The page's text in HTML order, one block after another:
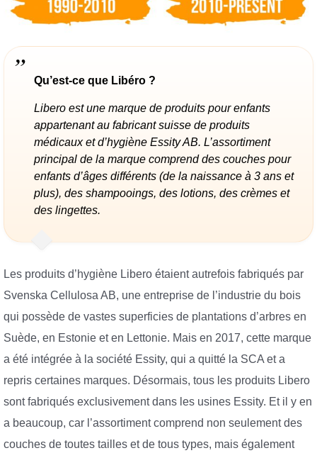
Qu’est-ce que Libéro ?
Libero est une marque de produits pour enfants
appartenant au fabricant suisse de produits
médicaux et d’hygiène Essity AB. L’assortiment
principal de la marque comprend des couches pour
enfants d’âges différents (de la naissance à 3 ans et
plus), des shampooings, des lotions, des crèmes et
des lingettes.
Les produits d’hygiène Libero étaient autrefois fabriqués par
Svenska Cellulosa AB, une entreprise de l’industrie du bois
qui possède de vastes superficies de plantations d’arbres en
Suède, en Estonie et en Lettonie. Mais en 2017, cette marque
a été intégrée à la société Essity, qui a quitté la SCA et a
repris certaines marques. Désormais, tous les produits Libero
sont fabriqués exclusivement dans les usines Essity. Et il y en
a beaucoup, car l’assortiment comprend non seulement des
couches de toutes tailles et de tous types, mais également